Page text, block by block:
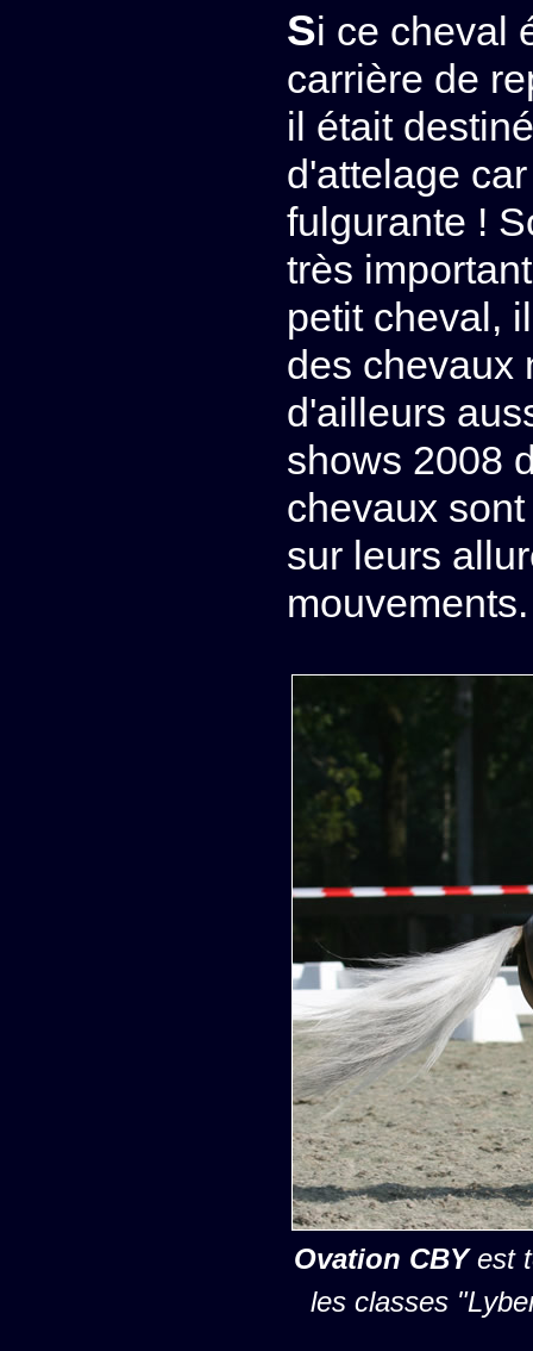
Si ce cheval était resté aux USA, à part une
carrière de
il était
d'attelage
fulgurante !
très
petit cheval,
des chevaux
d'ailleurs
shows 2008
chevaux
sur leurs
mouvements.
Ovation CBYest
les classes